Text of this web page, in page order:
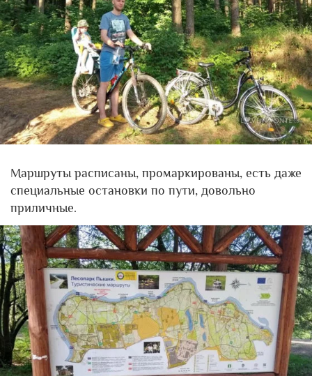
Маршруты расписаны, промаркированы, есть даже
специальные остановки по пути, довольно
приличные.